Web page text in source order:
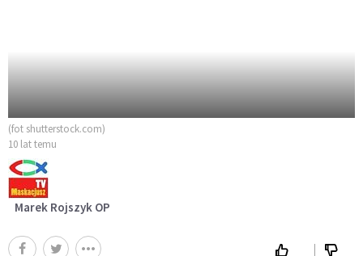
(fot shutterstock.com)
10 lat temu
Marek Rojszyk OP